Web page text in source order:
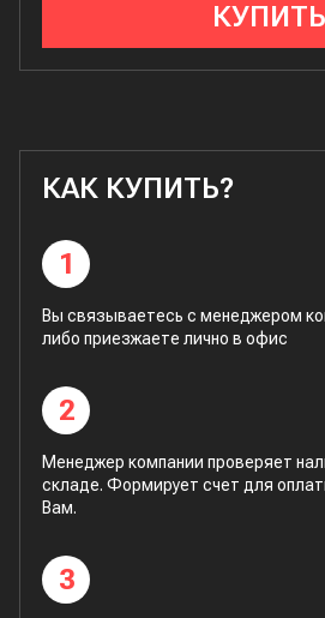
КУПИТЬ
КАК КУПИТЬ?
1
Вы связываетесь с менеджером
либо приезжаете лично в офис
2
Менеджер компании проверяет
складе. Формирует счет для
Вам.
3